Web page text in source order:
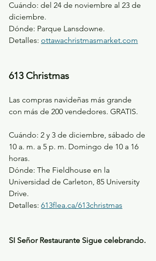
Cuándo: del 24 de noviembre al 23 de
diciembre.
Dónde: Parque Lansdowne.
Detalles: ottawachristmasmarket.com
613 Christmas
Las compras navideñas más grande
con más de 200 vendedores. GRATIS.
Cuándo: 2 y 3 de diciembre, sábado de
10 a. m. a 5 p. m. Domingo de 10 a 16
horas.
Dónde: The Fieldhouse en la
Universidad de Carleton, 85 University
Drive.
Detalles: 613flea.ca/613christmas
SI Señor Restaurante Sigue celebrando.